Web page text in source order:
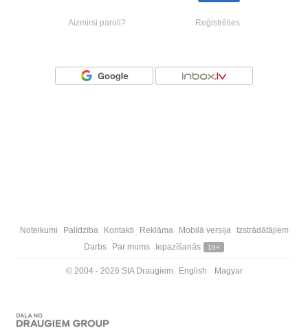
Aizmirsi paroli? Reģistrēties
Noteikumi Palīdzība Kontakti Reklāma Mobilā versija
Izstrādātājiem
Darbs
Par mums Iepazīšanās 18+
© 2004 - 2026 SIA Draugiem English Magyar